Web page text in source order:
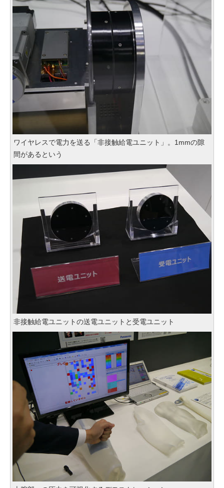
ワイヤレスで電力を送る「非接触給電ユニット」。1mmの隙
間があるという
非接触給電ユニットの送電ユニットと受電ユニット